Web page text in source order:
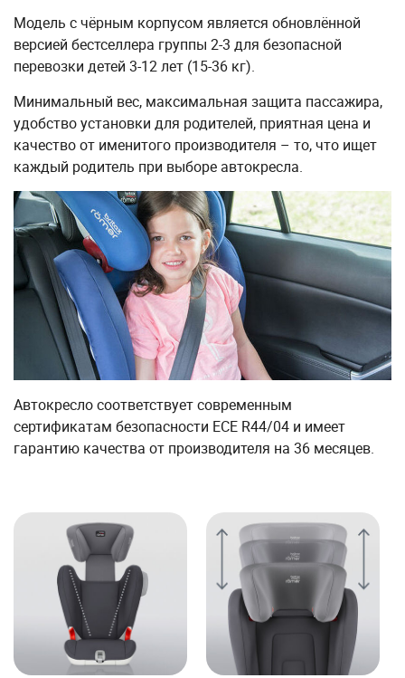
Модель с чёрным корпусом является обновлённой
версией бестселлера группы 2-3 для безопасной
перевозки детей 3-12 лет (15-36 кг).
Минимальный вес, максимальная защита пассажира,
удобство установки для родителей, приятная цена и
качество от именитого производителя – то, что ищет
каждый родитель при выборе автокресла.
Автокресло соответствует современным
сертификатам безопасности ECE R44/04 и имеет
гарантию качества от производителя на 36 месяцев.